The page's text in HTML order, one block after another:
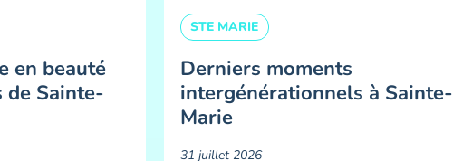
en beauté
de Sainte-
STE MARIE
Derniers moments
intergénérationnels à Sainte-
Marie
31 juillet 2026